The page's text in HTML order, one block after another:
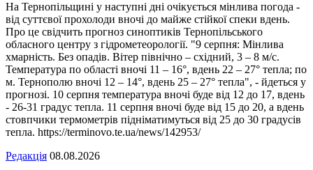
На Тернопільщині у наступні дні очікується мінлива погода -
від суттєвої прохолоди вночі до майже стійкої спеки вдень.
Про це свідчить прогноз синоптиків Тернопільського
обласного центру з гідрометеорології. "9 серпня: Мінлива
хмарність. Без опадів. Вітер північно – східний, 3 – 8 м/с.
Температура по області вночі 11 – 16°, вдень 22 – 27° тепла; по
м. Тернополю вночі 12 – 14°, вдень 25 – 27° тепла", - йдеться у
прогнозі. 10 серпня температура вночі буде від 12 до 17, вдень
- 26-31 градус тепла. 11 серпня вночі буде від 15 до 20, а вдень
стовпчики термометрів підніматимуться від 25 до 30 градусів
тепла. https://terminovo.te.ua/news/142953/
Редакція 08.08.2026